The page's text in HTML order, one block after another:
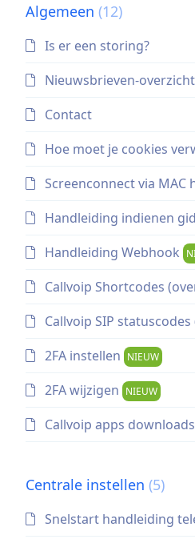
Algemeen (12)
Is er een storing?
Nieuwsbrieven-overzicht
Contact
Hoe moet je cookies
Screenconnect via MAC
Handleiding indienen
Handleiding Webhook
Callvoip Shortcodes
Callvoip SIP
2FA instellen NIEUW
2FA wijzigen NIEUW
Callvoip apps downloads
Centrale instellen (5)
Snelstart handleiding